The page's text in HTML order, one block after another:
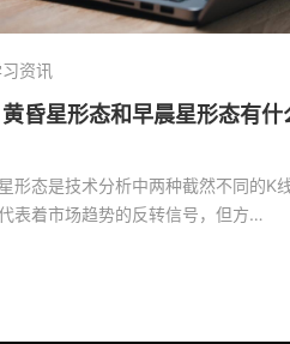
资讯
昏星形态和早晨星形态有什
形态是技术分析中两种截然不同的K
表着市场趋势的反转信号，但方…